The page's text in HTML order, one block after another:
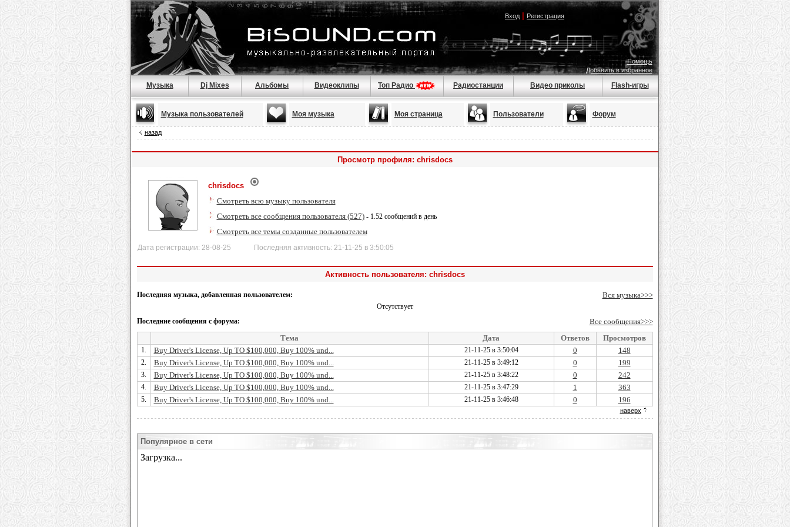
Вход| Регистрация
Помощь
Добавить в избранное
Музыка Dj Mixes Альбомы Видеоклипы Топ Радио Радиостанции Видео приколы Flash-игры
Музыка пользователей Моя музыка Моя страница Пользователи Форум
назад
Просмотр профиля: chrisdocs
chrisdocs
Смотреть всю музыку пользователя
Смотреть все сообщения пользователя (527)- 1.52 сообщений в день
Смотреть все темы созданные пользователем
Дата регистрации: 28-08-25 Последняя активность: 21-11-25 в 3:50:05
Активность пользователя: chrisdocs
Последняя музыка, добавленная пользователем: Вся музыка>>>
Отсутствует
Последние сообщения с форума:
Все сообщения>>>
Тема
Дата Ответов Просмотров
1. Buy Driver's License, Up TO $100,000, Buy 100% und... 21-11-25 в 3:50:04 0 148
2. Buy Driver's License, Up TO $100,000, Buy 100% und... 21-11-25 в 3:49:12 0 199
3. Buy Driver's License, Up TO $100,000, Buy 100% und... 21-11-25 в 3:48:22 0 242
4. Buy Driver's License, Up TO $100,000, Buy 100% und... 21-11-25 в 3:47:29 1 363
5. Buy Driver's License, Up TO $100,000, Buy 100% und... 21-11-25 в 3:46:48 0 196
наверх
Популярное в сети